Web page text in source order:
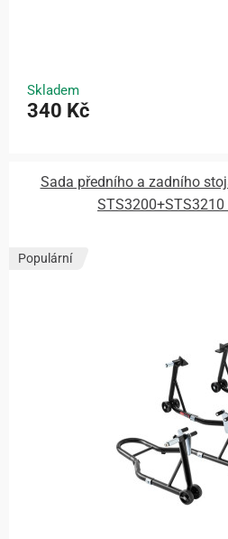
Skladem
340 Kč
Sada předního a zadního
Populární